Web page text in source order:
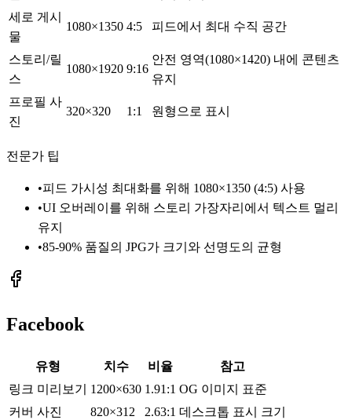
세로 게시
물
1080×1350 4:5 피드에서 최대 수직 공간
스토리/릴
스
1080×1920 9:16
안전 영역(1080×1420) 내에 콘텐츠
유지
프로필 사
진
320×320 1:1 원형으로 표시
전문가 팁
•피드 가시성 최대화를 위해 1080×1350 (4:5) 사용
•UI 오버레이를 위해 스토리 가장자리에서 텍스트 멀리
유지
•85-90% 품질의 JPG가 크기와 선명도의 균형
Facebook
유형 치수 비율
참고
링크 미리보기
1200×630 1.91:1 OG 이미지 표준
커버 사진
820×312 2.63:1 데스크톱 표시 크기